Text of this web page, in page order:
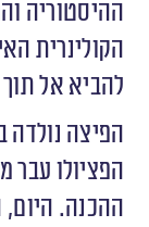
ההיסטוריה
הקולינרית
להביא אל
הפציולו עבר
ההכנה. היום,